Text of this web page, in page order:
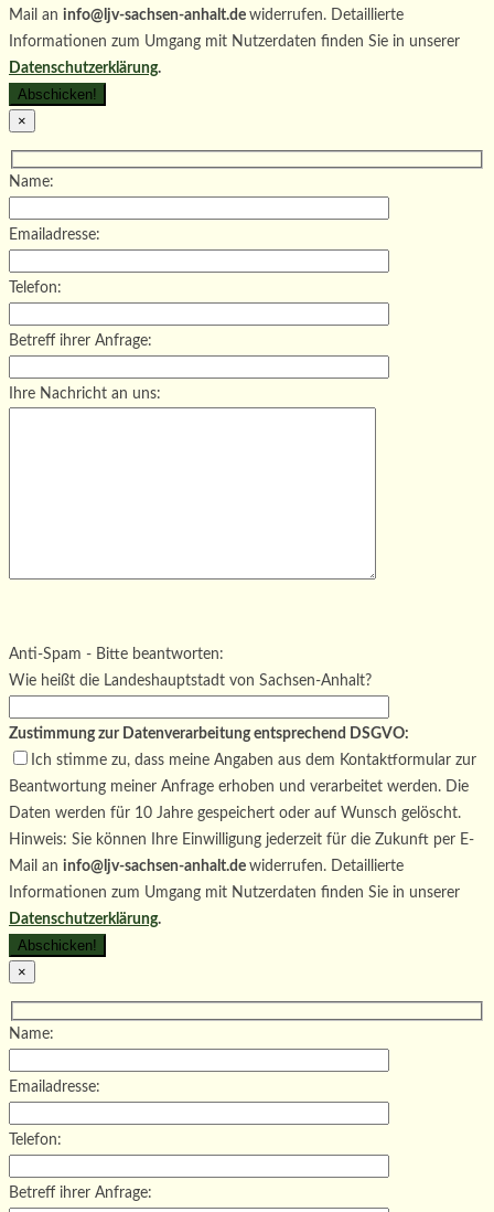
Mail an info@ljv-sachsen-anhalt.de widerrufen. Detaillierte
Informationen zum Umgang mit Nutzerdaten finden Sie in unserer
Datenschutzerklärung.
×
Name:
Emailadresse:
Telefon:
Betreff ihrer Anfrage:
Ihre Nachricht an uns:
Bitte lasse dieses Feld leer.
Anti-Spam - Bitte beantworten:
Wie heißt die Landeshauptstadt von Sachsen-Anhalt?
Zustimmung zur Datenverarbeitung entsprechend DSGVO:
Ich stimme zu, dass meine Angaben aus dem Kontaktformular zur
Beantwortung meiner Anfrage erhoben und verarbeitet werden. Die
Daten werden für 10 Jahre gespeichert oder auf Wunsch gelöscht.
Hinweis: Sie können Ihre Einwilligung jederzeit für die Zukunft per E-
Mail an info@ljv-sachsen-anhalt.de widerrufen. Detaillierte
Informationen zum Umgang mit Nutzerdaten finden Sie in unserer
Datenschutzerklärung.
×
Name:
Emailadresse:
Telefon:
Betreff ihrer Anfrage: